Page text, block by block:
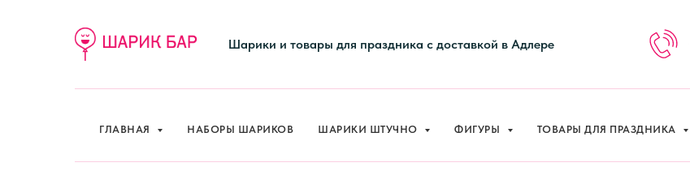
Шарики и товары для праздника с доставкой в Адлере
ГЛАВНАЯ НАБОРЫ ШАРИКОВ ШАРИКИ ШТУЧНО ФИГУРЫ ТОВАРЫ ДЛЯ ПРАЗДНИКА